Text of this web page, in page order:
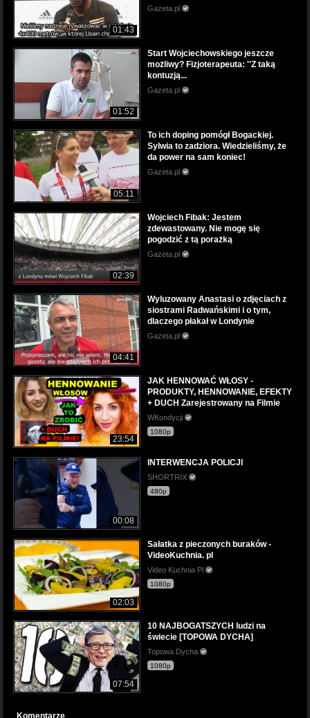
01:43
Gazeta.pl
01:52
Start Wojciechowskiego jeszcze
możliwy? Fizjoterapeuta: ''Z taką
kontuzją...
Gazeta.pl
05:11
To ich doping pomógł Bogackiej.
Sylwia to zadziora. Wiedzieliśmy, że
da power na sam koniec!
Gazeta.pl
02:39
Wojciech Fibak: Jestem
zdewastowany. Nie mogę się
pogodzić z tą porażką
Gazeta.pl
04:41
Wyluzowany Anastasi o zdjęciach z
siostrami Radwańskimi i o tym,
dlaczego płakał w Londynie
Gazeta.pl
23:54
JAK HENNOWAĆ WŁOSY -
PRODUKTY, HENNOWANIE, EFEKTY
+ DUCH Zarejestrowany na Filmie
WKondycji
1080p
00:08
INTERWENCJA POLICJI
SHORTRIX
480p
02:03
Sałatka z pieczonych buraków -
VideoKuchnia. pl
Video Kuchnia Pl
1080p
07:54
10 NAJBOGATSZYCH ludzi na
świecie [TOPOWA DYCHA]
Topowa Dycha
1080p